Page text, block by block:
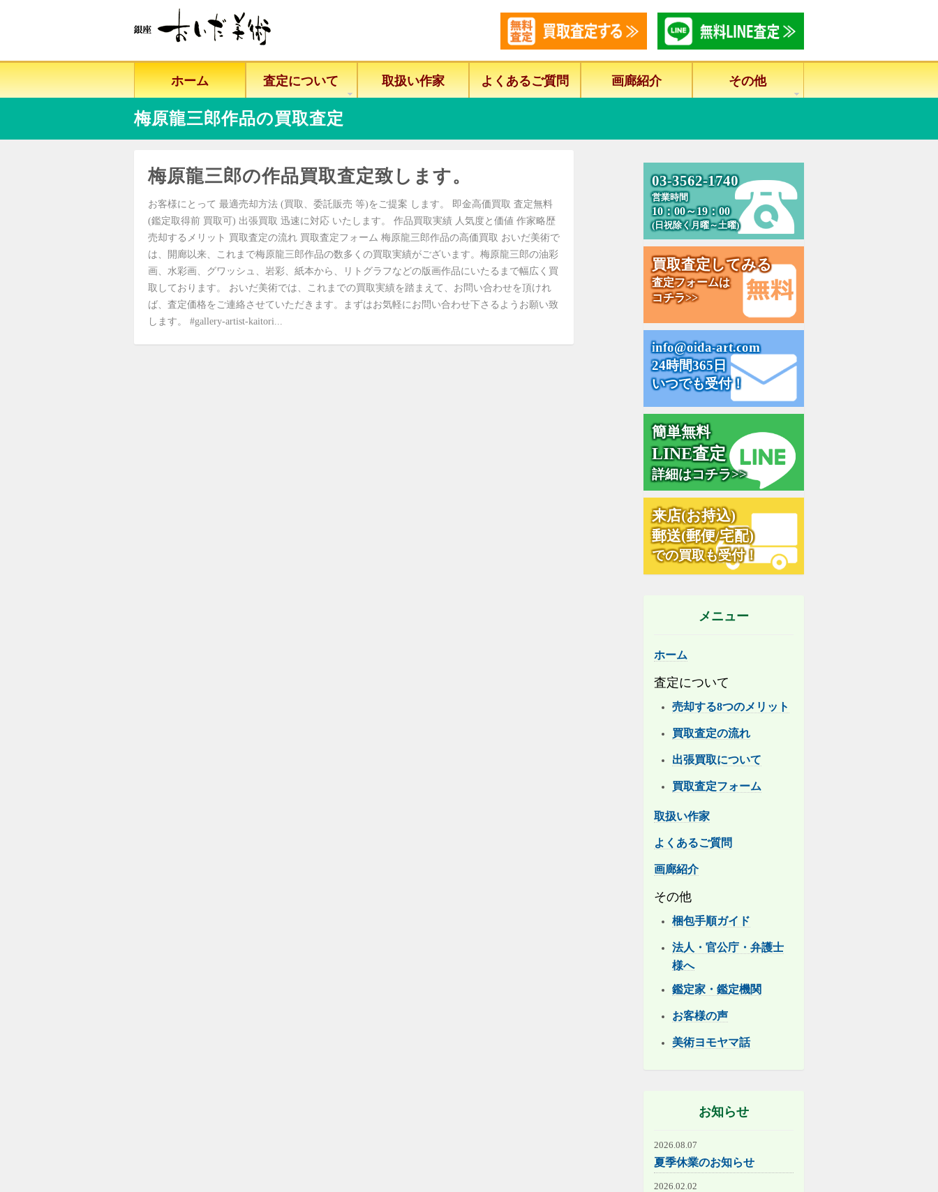
ホーム 査定について 取扱い作家 よくあるご質問 画廊紹介 その他
梅原龍三郎作品の買取査定
梅原龍三郎の作品買取査定致します。
お客様にとって 最適売却方法 (買取、委託販売 等)をご提案 します。 即金高価買取 査定無料
(鑑定取得前 買取可) 出張買取 迅速に対応 いたします。 作品買取実績 人気度と価値 作家略歴
売却するメリット 買取査定の流れ 買取査定フォーム 梅原龍三郎作品の高価買取 おいだ美術で
は、開廊以来、これまで梅原龍三郎作品の数多くの買取実績がございます。梅原龍三郎の油彩
画、水彩画、グワッシュ、岩彩、紙本から、リトグラフなどの版画作品にいたるまで幅広く買
取しております。 おいだ美術では、これまでの買取実績を踏まえて、お問い合わせを頂けれ
ば、査定価格をご連絡させていただきます。まずはお気軽にお問い合わせ下さるようお願い致
します。 #gallery-artist-kaitori...
03-3562-1740
営業時間
10：00～19：00
(日祝除く月曜～土曜)
買取査定してみる
査定フォームは
コチラ>>
info@oida-art.com
24時間365日
いつでも受付！
簡単無料
LINE査定
詳細はコチラ>>
来店(お持込)
郵送(郵便/宅配)
での買取も受付！
メニュー
ホーム
査定について
売却する8つのメリット
買取査定の流れ
出張買取について
買取査定フォーム
取扱い作家
よくあるご質問
画廊紹介
その他
梱包手順ガイド
法人・官公庁・弁護士
様へ
鑑定家・鑑定機関
お客様の声
美術ヨモヤマ話
お知らせ
2026.08.07
夏季休業のお知らせ
2026.02.02